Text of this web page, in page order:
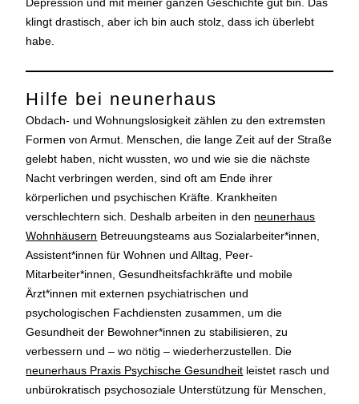
Depression und mit meiner ganzen Geschichte gut bin. Das
klingt drastisch, aber ich bin auch stolz, dass ich überlebt
habe.
Hilfe bei neunerhaus
Obdach- und Wohnungslosigkeit zählen zu den extremsten
Formen von Armut. Menschen, die lange Zeit auf der Straße
gelebt haben, nicht wussten, wo und wie sie die nächste
Nacht verbringen werden, sind oft am Ende ihrer
körperlichen und psychischen Kräfte. Krankheiten
verschlechtern sich. Deshalb arbeiten in den neunerhaus
Wohnhäusern Betreuungsteams aus Sozialarbeiter*innen,
Assistent*innen für Wohnen und Alltag, Peer-
Mitarbeiter*innen, Gesundheitsfachkräfte und mobile
Ärzt*innen mit externen psychiatrischen und
psychologischen Fachdiensten zusammen, um die
Gesundheit der Bewohner*innen zu stabilisieren, zu
verbessern und – wo nötig – wiederherzustellen. Die
neunerhaus Praxis Psychische Gesundheit leistet rasch und
unbürokratisch psychosoziale Unterstützung für Menschen,